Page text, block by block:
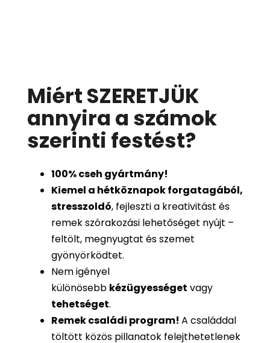
Miért SZERETJÜK
annyira a számok
szerinti festést?
100%cseh gyártmány!
Kiemel a hétköznapok forgatagából,
stresszoldó, fejleszti a kreativitást és
remek szórakozási lehetőséget nyújt –
feltölt, megnyugtat és szemet
gyönyörködtet.
Nem igényel
különösebb kézügyességet vagy
tehetséget.
Remek családi program! A családdal
töltött közös pillanatok felejthetetlenek